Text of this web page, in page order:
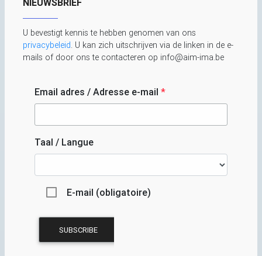
NIEUWSBRIEF
U bevestigt kennis te hebben genomen van ons
privacybeleid. U kan zich uitschrijven via de linken in de e-
mails of door ons te contacteren op info@aim-ima.be
Email adres / Adresse e-mail *
Taal / Langue
E-mail (obligatoire)